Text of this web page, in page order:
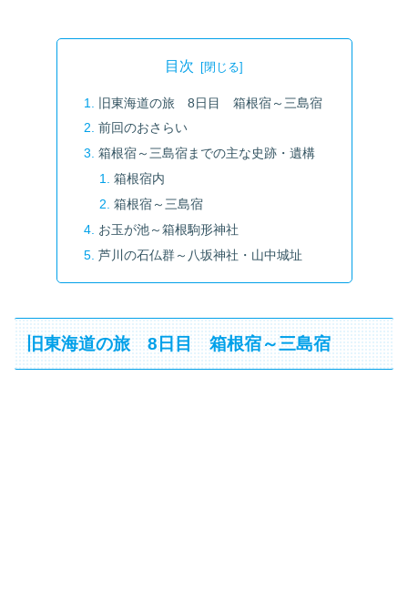
目次
旧東海道の旅 8日目 箱根宿～三島宿
前回のおさらい
箱根宿～三島宿までの主な史跡・遺構
箱根宿内
箱根宿～三島宿
お玉が池～箱根駒形神社
芦川の石仏群～八坂神社・山中城址
旧東海道の旅 8日目 箱根宿～三島宿